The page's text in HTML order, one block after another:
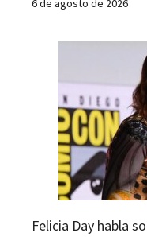
6 de agosto de 2026
Felicia Day habla